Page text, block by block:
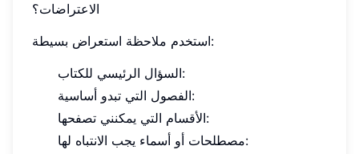
الاعتراضات؟
استخدم ملاحظة استعراض بسيطة:
السؤال الرئيسي للكتاب:
الفصول التي تبدو أساسية:
الأقسام التي يمكنني تصفحها:
مصطلحات أو أسماء يجب الانتباه لها: